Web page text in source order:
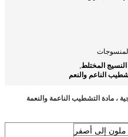
المختلط,
إلى أصفر